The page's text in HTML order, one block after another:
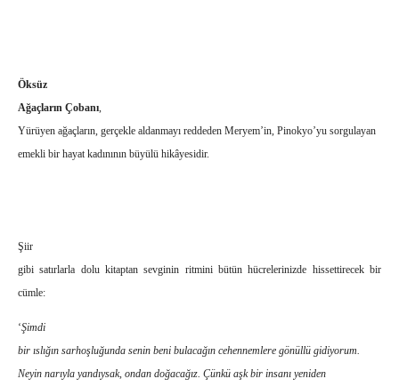
Öksüz
Ağaçların Çobanı,
Yürüyen ağaçların, gerçekle aldanmayı reddeden Meryem’in, Pinokyo’yu sorgulayan
emekli bir hayat kadınının büyülü hikâyesidir.
Şiir
gibi satırlarla dolu kitaptansevginin ritmini bütün hücrelerinizde hissettirecekbir
cümle:
‘Şimdi
bir ıslığın sarhoşluğunda senin beni bulacağın cehennemlere gönüllü gidiyorum.
Neyin narıyla yandıysak, ondan doğacağız. Çünkü aşk bir insanı yeniden